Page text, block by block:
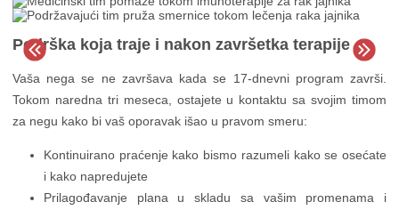
Podrška koja traje i nakon završetka terapije
Vaša nega se ne završava kada se 17-dnevni program završi.
Tokom naredna tri meseca, ostajete u kontaktu sa svojim timom
za negu kako bi vaš oporavak išao u pravom smeru:
Kontinuirano praćenje kako bismo razumeli kako se osećate
i kako napredujete
Prilagođavanje plana u skladu sa vašim promenama i